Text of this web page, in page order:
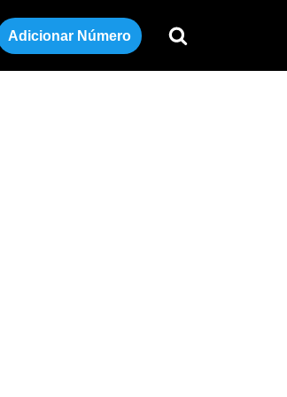
Adicionar Número